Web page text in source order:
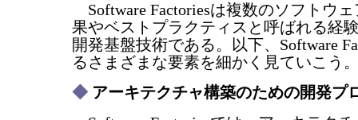
Software Factoriesは複数のソフトウ
果やベストプラクティスと呼ばれる経
開発基盤技術である。以下、Software
るさまざまな要素を細かく見ていこう
◆ アーキテクチャ構築のための開発プ